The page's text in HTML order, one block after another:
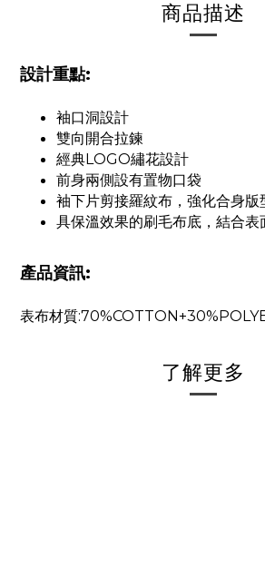
商品描述
設計重點:
袖口洞設計
雙向開合拉鍊
經典LOGO繡花設計
前身兩側設有置物口袋
袖下片剪接羅紋布，強化合身版
具保溫效果的刷毛布底，結合表
產品資訊:
表布材質
了解更多